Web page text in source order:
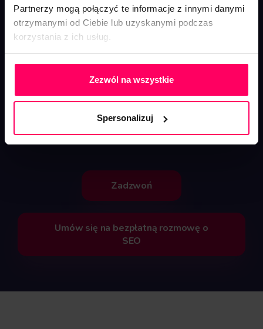
Partnerzy mogą połączyć te informacje z innymi danymi
otrzymanymi od Ciebie lub uzyskanymi podczas
korzystania z ich usług.
Polityka Prywatności
Zezwól na wszystkie
Spersonalizuj
Wystarczy, że masz stronę na WordPressie i chcesz,
by pracowała dla Ciebie jeszcze skuteczniej.
Pomożemy Ci wypromować stronę w
wyszukiwarkach, poprawić jej użyteczność i
Masz pytania? Potrzebujesz audytu SEO,audytu SXO
pokażemy Ci, jak skuteczne może być pozycjonowanie
stron w WordPressie w Twoim przypadku.
Zadzwoń
Umów się na bezpłatną rozmowę o
SEO